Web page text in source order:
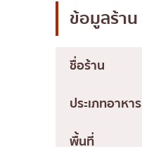
ข้อมูลร้าน
ชื่อร้าน
ประเภทอาหาร
พื้นที่